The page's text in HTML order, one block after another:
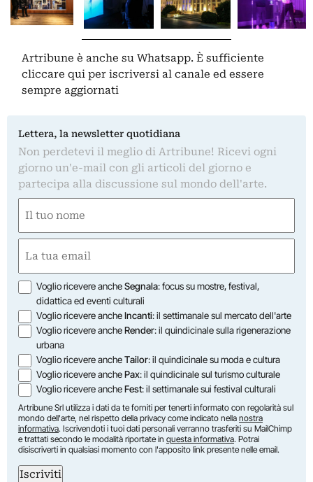
Artribune è anche su Whatsapp. È sufficiente
cliccare qui per iscriversi al canale ed essere
sempre aggiornati
Lettera, la newsletter quotidiana
Non perdetevi il meglio di Artribune! Ricevi ogni
giorno un'e-mail con gli articoli del giorno e
partecipa alla discussione sul mondo dell'arte.
(Required)
First
(Required)
Opzioni
Voglio ricevere ancheSegnala: focus su mostre, festival,
didattica ed eventi culturali
Voglio ricevere ancheIncanti: il settimanale sul mercato dell'arte
Voglio ricevere ancheRender: il quindicinale sulla rigenerazione
urbana
Voglio ricevere ancheTailor: il quindicinale su moda e cultura
Voglio ricevere anchePax: il quindicinale sul turismo culturale
Voglio ricevere ancheFest: il settimanale sui festival culturali
Artribune Srl utilizza i dati da te forniti per tenerti informato con regolarità sul
mondo dell'arte, nel rispetto della privacy come indicato nella nostra
informativa. Iscrivendoti i tuoi dati personali verranno trasferiti su MailChimp
e trattati secondo le modalità riportate in questa informativa. Potrai
disiscriverti in qualsiasi momento con l'apposito link presente nelle email.
Iscriviti